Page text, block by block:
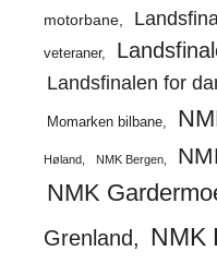
motorbane
veteraner
Landsfinalen for
Momarken bilbane
Høland NMK Bergen
NMK
Grenland
NMK